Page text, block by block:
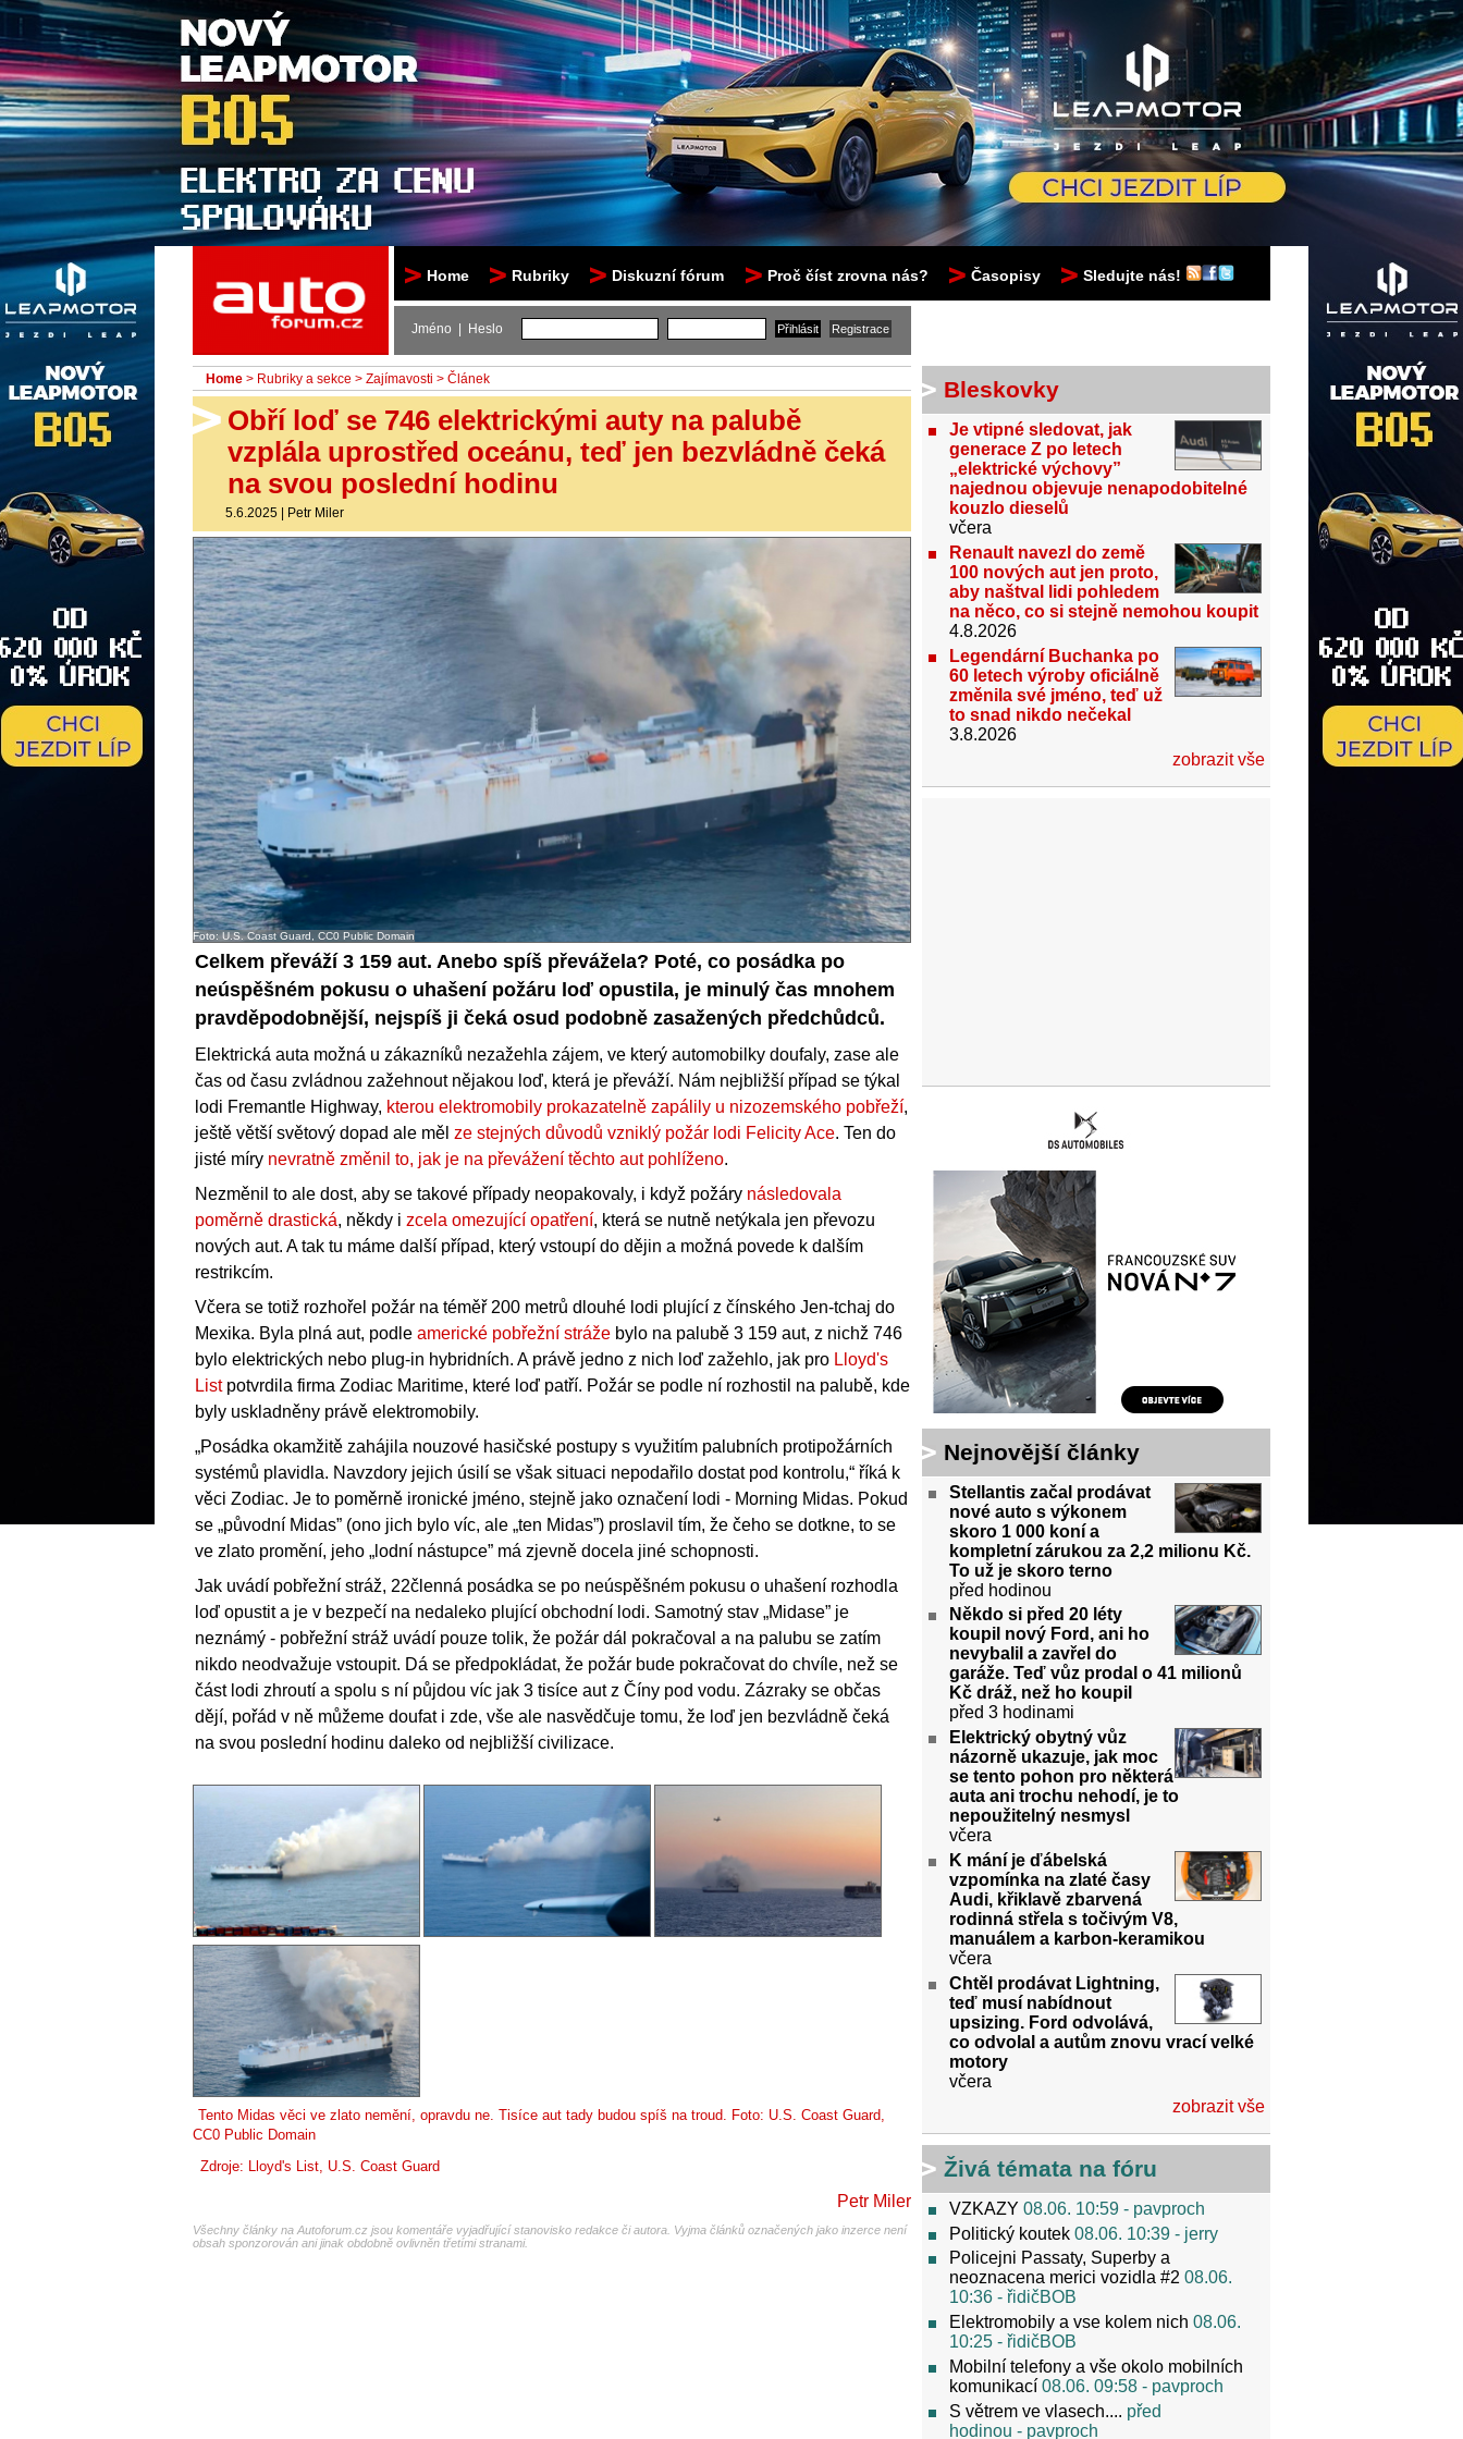
Home Rubriky Diskuzní fórum Proč číst zrovna nás? Časopisy Sledujte nás!
Jméno | Heslo
Home > Rubriky a sekce > Zajímavosti > Článek
Obří loď se 746 elektrickými auty na palubě
vzplála uprostřed oceánu, teď jen bezvládně čeká
na svou poslední hodinu
5.6.2025 | Petr Miler
Foto: U.S. Coast Guard, CC0 Public Domain
Celkem převáží 3 159 aut. Anebo spíš převážela? Poté, co posádka po
neúspěšném pokusu o uhašení požáru loď opustila, je minulý čas mnohem
pravděpodobnější, nejspíš ji čeká osud podobně zasažených předchůdců.
Elektrická auta možná u zákazníků nezažehla zájem, ve který automobilky doufaly, zase ale
čas od času zvládnou zažehnout nějakou loď, která je převáží. Nám nejbližší případ se týkal
lodi Fremantle Highway, kterou elektromobily prokazatelně zapálily u nizozemského pobřeží,
ještě větší světový dopad ale měl ze stejných důvodů vzniklý požár lodi Felicity Ace. Ten do
jisté míry nevratně změnil to, jak je na převážení těchto aut pohlíženo.
Nezměnil to ale dost, aby se takové případy neopakovaly, i když požáry následovala
poměrně drastická, někdy i zcela omezující opatření, která se nutně netýkala jen převozu
nových aut. A tak tu máme další případ, který vstoupí do dějin a možná povede k dalším
restrikcím.
Včera se totiž rozhořel požár na téměř 200 metrů dlouhé lodi plující z čínského Jen-tchaj do
Mexika. Byla plná aut, podle americké pobřežní stráže bylo na palubě 3 159 aut, z nichž 746
bylo elektrických nebo plug-in hybridních. A právě jedno z nich loď zažehlo, jak pro Lloyd's
Listpotvrdila firma Zodiac Maritime, které loď patří. Požár se podle ní rozhostil na palubě, kde
byly uskladněny právě elektromobily.
„Posádka okamžitě zahájila nouzové hasičské postupy s využitím palubních protipožárních
systémů plavidla. Navzdory jejich úsilí se však situaci nepodařilo dostat pod kontrolu,“ říká k
věci Zodiac. Je to poměrně ironické jméno, stejně jako označení lodi - Morning Midas. Pokud
se „původní Midas” (ono jich bylo víc, ale „ten Midas”) proslavil tím, že čeho se dotkne, to se
ve zlato promění, jeho „lodní nástupce” má zjevně docela jiné schopnosti.
Jak uvádí pobřežní stráž, 22členná posádka se po neúspěšném pokusu o uhašení rozhodla
loď opustit a je v bezpečí na nedaleko plující obchodní lodi. Samotný stav „Midase” je
neznámý - pobřežní stráž uvádí pouze tolik, že požár dál pokračoval a na palubu se zatím
nikdo neodvažuje vstoupit. Dá se předpokládat, že požár bude pokračovat do chvíle, než se
část lodi zhroutí a spolu s ní půjdou víc jak 3 tisíce aut z Číny pod vodu. Zázraky se občas
dějí, pořád v ně můžeme doufat i zde, vše ale nasvědčuje tomu, že loď jen bezvládně čeká
na svou poslední hodinu daleko od nejbližší civilizace.
Tento Midas věci ve zlato nemění, opravdu ne. Tisíce aut tady budou spíš na troud. Foto: U.S. Coast Guard,
CC0 Public Domain
Zdroje: Lloyd's List, U.S. Coast Guard
Petr Miler
Všechny články na Autoforum.cz jsou komentáře vyjadřující stanovisko redakce či autora. Vyjma článků označených jako inzerce není
obsah sponzorován ani jinak obdobně ovlivněn třetími stranami.
Bleskovky
Je vtipné sledovat, jak
generace Z po letech
„elektrické výchovy”
najednou objevuje nenapodobitelné
kouzlo dieselů
včera
Renault navezl do země
100 nových aut jen proto,
aby naštval lidi pohledem
na něco, co si stejně nemohou koupit
4.8.2026
Legendární Buchanka po
60 letech výroby oficiálně
změnila své jméno, teď už
to snad nikdo nečekal
3.8.2026
zobrazit vše
Nejnovější články
Stellantis začal prodávat
nové auto s výkonem
skoro 1 000 koní a
kompletní zárukou za 2,2 milionu Kč.
To už je skoro terno
před hodinou
Někdo si před 20 léty
koupil nový Ford, ani ho
nevybalil a zavřel do
garáže. Teď vůz prodal o 41 milionů
Kč dráž, než ho koupil
před 3 hodinami
Elektrický obytný vůz
názorně ukazuje, jak moc
se tento pohon pro některá
auta ani trochu nehodí, je to
nepoužitelný nesmysl
včera
K mání je ďábelská
vzpomínka na zlaté časy
Audi, křiklavě zbarvená
rodinná střela s točivým V8,
manuálem a karbon-keramikou
včera
Chtěl prodávat Lightning,
teď musí nabídnout
upsizing. Ford odvolává,
co odvolal a autům znovu vrací velké
motory
včera
zobrazit vše
Živá témata na fóru
VZKAZY 08.06. 10:59 - pavproch
Politický koutek 08.06. 10:39 - jerry
Policejni Passaty, Superby a
neoznacena merici vozidla #2 08.06.
10:36 - řidičBOB
Elektromobily a vse kolem nich 08.06.
10:25 - řidičBOB
Mobilní telefony a vše okolo mobilních
komunikací 08.06. 09:58 - pavproch
S větrem ve vlasech.... před
hodinou - pavproch